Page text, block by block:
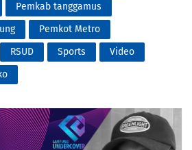
Pemkab tanggamus
Pemkot Metro
RSUD Sports
Video